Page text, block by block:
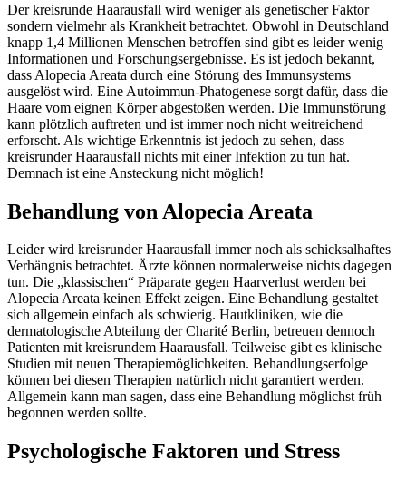
Der kreisrunde Haarausfall wird weniger als genetischer Faktor
sondern vielmehr als Krankheit betrachtet. Obwohl in Deutschland
knapp 1,4 Millionen Menschen betroffen sind gibt es leider wenig
Informationen und Forschungsergebnisse. Es ist jedoch bekannt,
dass Alopecia Areata durch eine Störung des Immunsystems
ausgelöst wird. Eine Autoimmun-Phatogenese sorgt dafür, dass die
Haare vom eignen Körper abgestoßen werden. Die Immunstörung
kann plötzlich auftreten und ist immer noch nicht weitreichend
erforscht. Als wichtige Erkenntnis ist jedoch zu sehen, dass
kreisrunder Haarausfall nichts mit einer Infektion zu tun hat.
Demnach ist eine Ansteckung nicht möglich!
Behandlung von Alopecia Areata
Leider wird kreisrunder Haarausfall immer noch als schicksalhaftes
Verhängnis betrachtet. Ärzte können normalerweise nichts dagegen
tun. Die „klassischen“ Präparate gegen Haarverlust werden bei
Alopecia Areata keinen Effekt zeigen. Eine Behandlung gestaltet
sich allgemein einfach als schwierig. Hautkliniken, wie die
dermatologische Abteilung der Charité Berlin, betreuen dennoch
Patienten mit kreisrundem Haarausfall. Teilweise gibt es klinische
Studien mit neuen Therapiemöglichkeiten. Behandlungserfolge
können bei diesen Therapien natürlich nicht garantiert werden.
Allgemein kann man sagen, dass eine Behandlung möglichst früh
begonnen werden sollte.
Psychologische Faktoren und Stress